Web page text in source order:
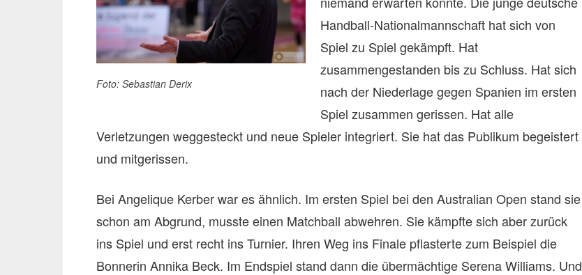
Foto: Sebastian Derix
Handball-Nationalmannschaft hat sich von
Spiel zu Spiel gekämpft. Hat
zusammengestanden bis zu Schluss. Hat sich
nach der Niederlage gegen Spanien im ersten
Spiel zusammen gerissen. Hat alle
Verletzungen weggesteckt und neue Spieler integriert. Sie hat das Publikum begeistert
und mitgerissen.
Bei Angelique Kerber war es ähnlich. Im ersten Spiel bei den Australian Open stand sie
schon am Abgrund, musste einen Matchball abwehren. Sie kämpfte sich aber zurück
ins Spiel und erst recht ins Turnier. Ihren Weg ins Finale pflasterte zum Beispiel die
Bonnerin Annika Beck. Im Endspiel stand dann die übermächtige Serena Williams. Und